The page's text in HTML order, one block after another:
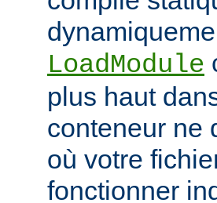
LoadModule
plus haut
conteneur ne
où votre
fonctionner